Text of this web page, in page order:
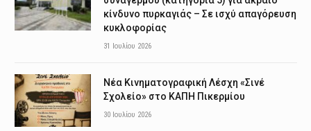
κίνδυνο πυρκαγιάς – Σε ισχύ απαγόρευση
κυκλοφορίας
31 Ιουλίου 2026
Νέα Κινηματογραφική Λέσχη «Σινέ
Σχολείο» στο ΚΑΠΗ Πικερμίου
30 Ιουλίου 2026